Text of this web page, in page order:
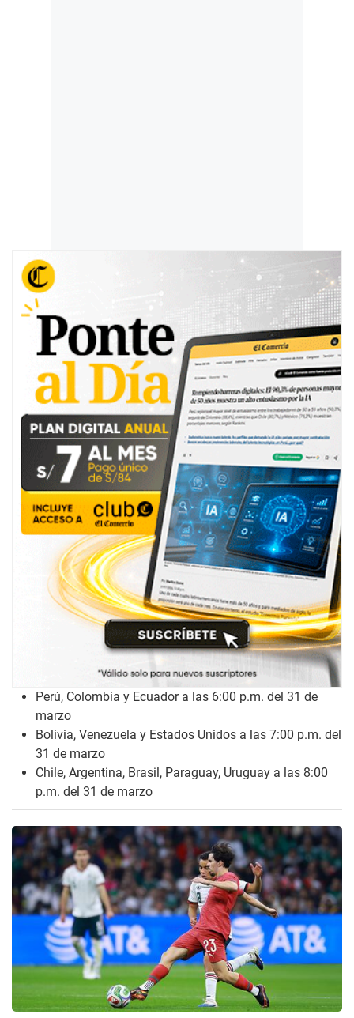
Perú, Colombia y Ecuador a las 6:00 p.m. del 31 de
marzo
Bolivia, Venezuela y Estados Unidos a las 7:00 p.m. del
31 de marzo
Chile, Argentina, Brasil, Paraguay, Uruguay a las 8:00
p.m. del 31 de marzo